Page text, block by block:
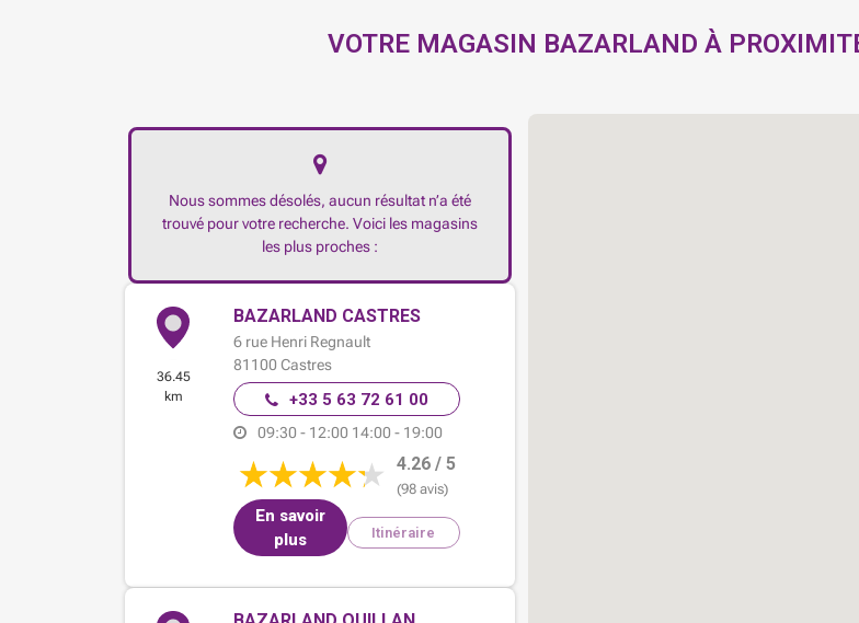
VOTRE MAGASIN BAZARLAND À
Nous sommes désolés, aucun résultat n’a été
trouvé pour votre recherche. Voici les magasins
les plus proches :
36.45
km
BAZARLAND CASTRES
6 rue Henri Regnault
81100 Castres
+33 5 63 72 61 00
09:30 - 12:00 14:00 - 19:00
4.26 / 5
(98 avis)
En savoir
plus
Itinéraire